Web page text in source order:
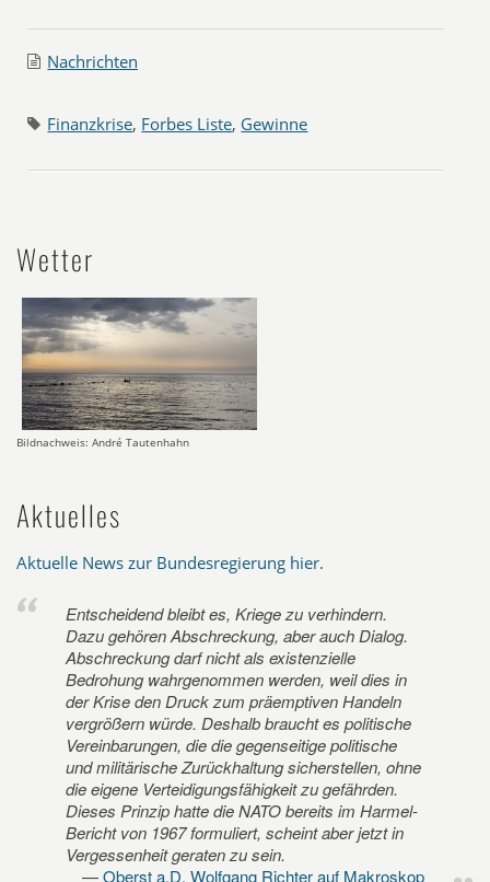
Nachrichten
Finanzkrise, Forbes Liste, Gewinne
Wetter
Bildnachweis: André Tautenhahn
Aktuelles
Aktuelle News zur Bundesregierung hier.
Entscheidend bleibt es, Kriege zu verhindern.
Dazu gehören Abschreckung, aber auch Dialog.
Abschreckung darf nicht als existenzielle
Bedrohung wahrgenommen werden, weil dies in
der Krise den Druck zum präemptiven Handeln
vergrößern würde. Deshalb braucht es politische
Vereinbarungen, die die gegenseitige politische
und militärische Zurückhaltung sicherstellen, ohne
die eigene Verteidigungsfähigkeit zu gefährden.
Dieses Prinzip hatte die NATO bereits im Harmel-
Bericht von 1967 formuliert, scheint aber jetzt in
Vergessenheit geraten zu sein.
Oberst a.D. Wolfgang Richter auf Makroskop